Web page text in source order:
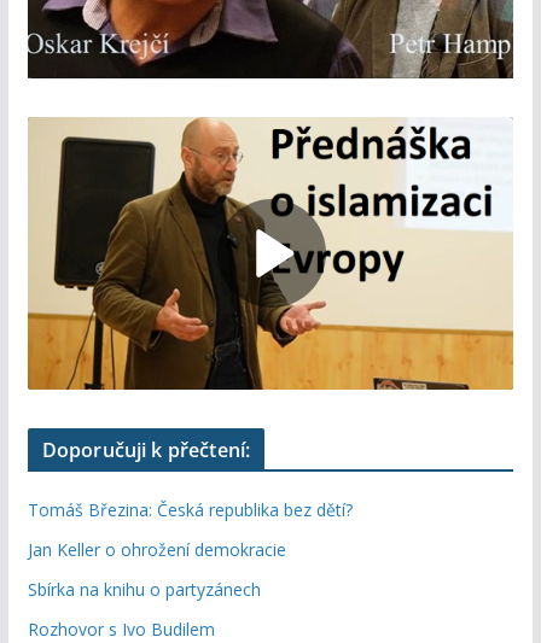
Doporučuji k přečtení:
Tomáš Březina: Česká republika bez dětí?
Jan Keller o ohrožení demokracie
Sbírka na knihu o partyzánech
Rozhovor s Ivo Budilem